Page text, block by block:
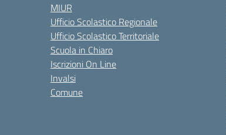
MIUR
Ufficio Scolastico Regionale
Ufficio Scolastico Territoriale
Scuola in Chiaro
Iscrizioni On Line
Invalsi
Comune